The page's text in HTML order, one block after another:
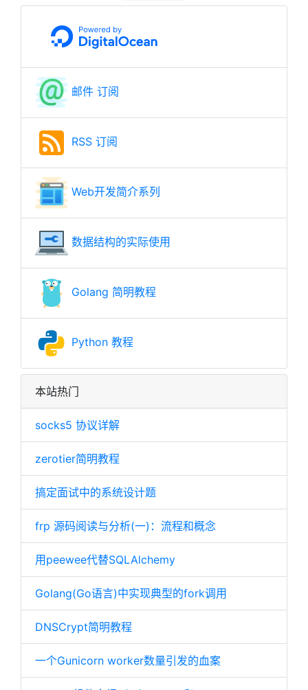
邮件 订阅
RSS 订阅
Web开发简介系列
数据结构的实际使用
Golang 简明教程
Python 教程
本站热门
socks5 协议详解
zerotier简明教程
搞定面试中的系统设计题
frp 源码阅读与分析(一)：流程和概念
用peewee代替SQLAlchemy
Golang(Go语言)中实现典型的fork调用
DNSCrypt简明教程
一个Gunicorn worker数量引发的血案